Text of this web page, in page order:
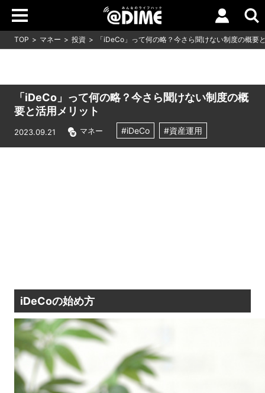
TOP マネー 投資 「iDeCo」って何の略？今さら聞けない制度の概要
「iDeCo」って何の略？今さら聞けない制度の概
要と活用メリット
2023.09.21 マネー #iDeCo #資産運用
iDeCoの始め方